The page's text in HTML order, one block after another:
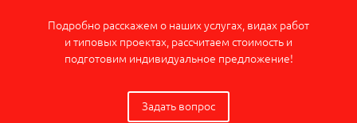
Подробно расскажем о наших услугах, видах работ
и типовых проектах, рассчитаем стоимость и
подготовим индивидуальное предложение!
Задать вопрос